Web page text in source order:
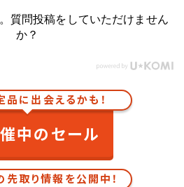
質問投稿をしていただけません
か？
品に出会えるかも！
中のセール
取り情報を公開中！